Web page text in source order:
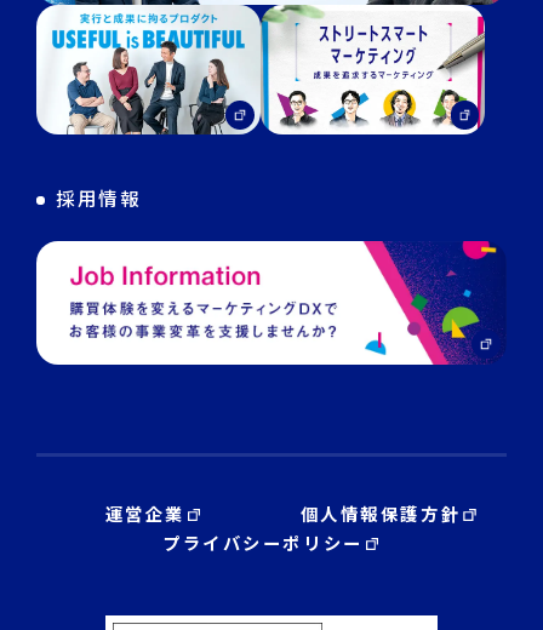
マーケGAI
デジタル・DX人材育成 支援
採用情報
運営企業
個人情報保護方針
プライバシーポリシー